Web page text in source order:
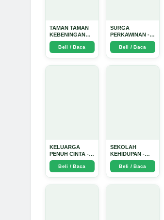
TAMAN TAMAN
KEBENINGAN
HATI - Arda
DinataBeli / Baca
SURGA
PERKAWINAN -
Arda Dinata
Beli / Baca
KELUARGA
PENUH CINTA -
Arda Dinata
Beli / Baca
SEKOLAH
KEHIDUPAN -
Arda Dinata
Beli / Baca